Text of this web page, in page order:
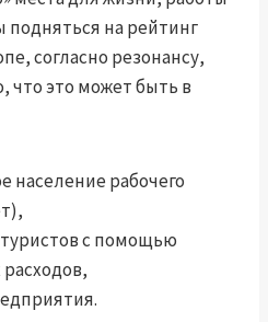
на рейтинг
согласно резонансу,
что это может быть в
население рабочего
с помощью